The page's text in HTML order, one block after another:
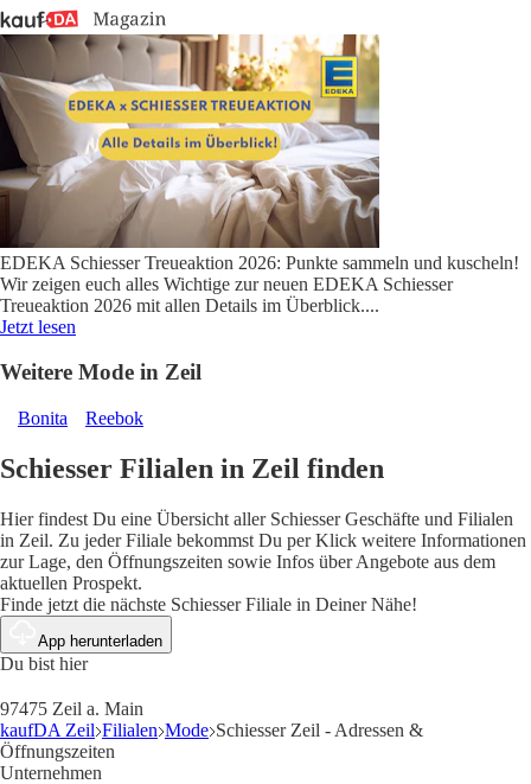
EDEKA Schiesser Treueaktion 2026: Punkte sammeln und kuscheln!
Wir zeigen euch alles Wichtige zur neuen EDEKA Schiesser
Treueaktion 2026 mit allen Details im Überblick....
Jetzt lesen
Weitere Mode in Zeil
Bonita Reebok
Schiesser Filialen in Zeil finden
Hier findest Du eine Übersicht aller Schiesser Geschäfte und Filialen
in Zeil. Zu jeder Filiale bekommst Du per Klick weitere Informationen
zur Lage, den Öffnungszeiten sowie Infos über Angebote aus dem
aktuellen Prospekt.
Finde jetzt die nächste Schiesser Filiale in Deiner Nähe!
App herunterladen
Du bist hier
97475 Zeil a. Main
kaufDA Zeil Filialen Mode Schiesser Zeil - Adressen &
Öffnungszeiten
Unternehmen